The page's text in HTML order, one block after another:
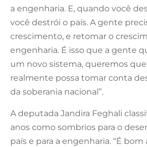
a engenharia. E, quando você
você destrói o país. A gente
crescimento, e retomar o
engenharia. É isso que a gente
um novo sistema, queremos
realmente possa tomar conta
da soberania nacional”.
A deputada Jandira Feghali
anos como sombrios para o
país e para a engenharia. “É